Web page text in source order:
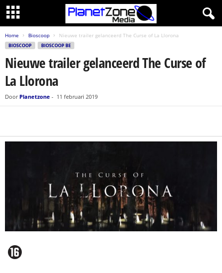
Home Bioscoop Nieuwe trailer gelanceerd The Curse of La Llorona
BIOSCOOP BIOSCOOP BE
Nieuwe trailer gelanceerd The Curse of
La Llorona
Door Planetzone - 11 februari 2019